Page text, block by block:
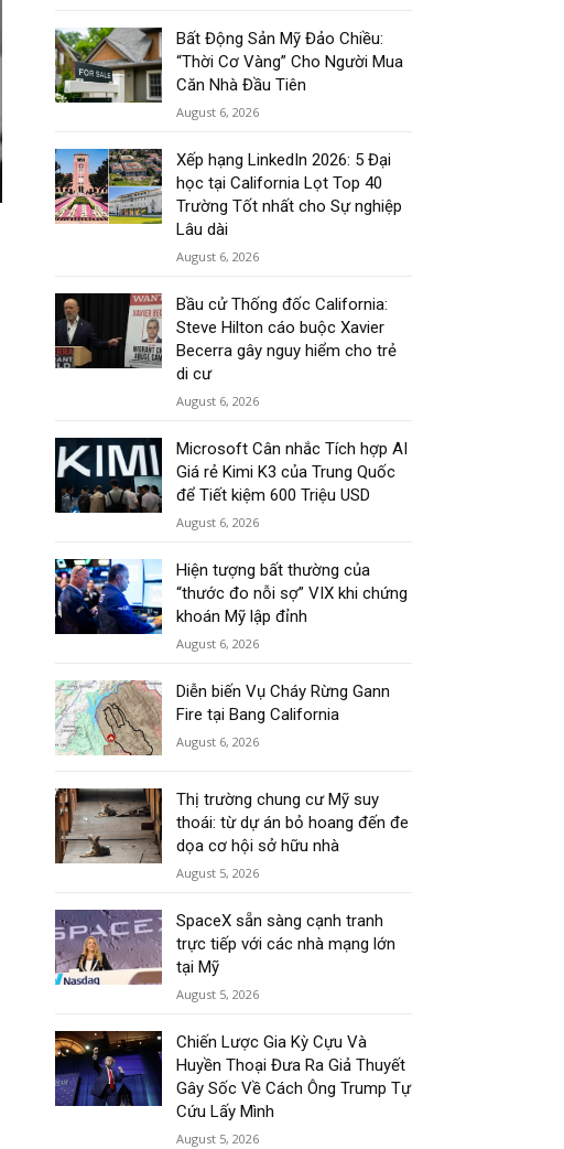
Bất Động Sản Mỹ Đảo Chiều:
“Thời Cơ Vàng” Cho Người Mua
Căn Nhà Đầu Tiên
August 6, 2026
Xếp hạng LinkedIn 2026: 5 Đại
học tại California Lọt Top 40
Trường Tốt nhất cho Sự nghiệp
Lâu dài
August 6, 2026
Bầu cử Thống đốc California:
Steve Hilton cáo buộc Xavier
Becerra gây nguy hiểm cho trẻ
di cư
August 6, 2026
Microsoft Cân nhắc Tích hợp AI
Giá rẻ Kimi K3 của Trung Quốc
để Tiết kiệm 600 Triệu USD
August 6, 2026
Hiện tượng bất thường của
“thước đo nỗi sợ” VIX khi chứng
khoán Mỹ lập đỉnh
August 6, 2026
Diễn biến Vụ Cháy Rừng Gann
Fire tại Bang California
August 6, 2026
Thị trường chung cư Mỹ suy
thoái: từ dự án bỏ hoang đến đe
dọa cơ hội sở hữu nhà
August 5, 2026
SpaceX sẵn sàng cạnh tranh
trực tiếp với các nhà mạng lớn
tại Mỹ
August 5, 2026
Chiến Lược Gia Kỳ Cựu Và
Huyền Thoại Đưa Ra Giả Thuyết
Gây Sốc Về Cách Ông Trump Tự
Cứu Lấy Mình
August 5, 2026